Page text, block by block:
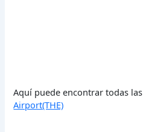
Aquí puede encontrar todas las
Airport(THE)